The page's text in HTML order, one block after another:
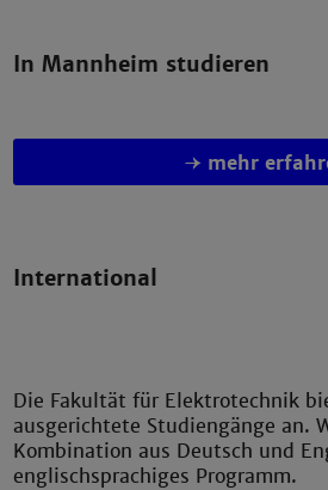
In Mannheim studieren
mehr
International
Die Fakultät für Elektrotechnik
ausgerichtete Studiengänge an.
Kombination aus Deutsch und
englischsprachiges Programm.